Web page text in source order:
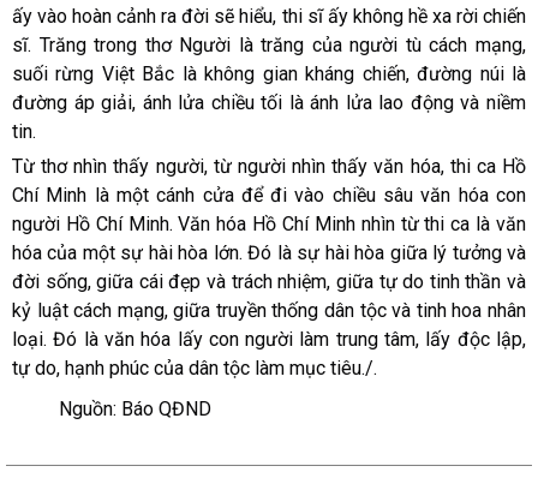
ấy vào hoàn cảnh ra đời sẽ hiểu, thi sĩ ấy không hề xa rời chiến
sĩ. Trăng trong thơ Người là trăng của người tù cách mạng,
suối rừng Việt Bắc là không gian kháng chiến, đường núi là
đường áp giải, ánh lửa chiều tối là ánh lửa lao động và niềm
tin.
Từ thơ nhìn thấy người, từ người nhìn thấy văn hóa, thi ca Hồ
Chí Minh là một cánh cửa để đi vào chiều sâu văn hóa con
người Hồ Chí Minh. Văn hóa Hồ Chí Minh nhìn từ thi ca là văn
hóa của một sự hài hòa lớn. Đó là sự hài hòa giữa lý tưởng và
đời sống, giữa cái đẹp và trách nhiệm, giữa tự do tinh thần và
kỷ luật cách mạng, giữa truyền thống dân tộc và tinh hoa nhân
loại. Đó là văn hóa lấy con người làm trung tâm, lấy độc lập,
tự do, hạnh phúc của dân tộc làm mục tiêu./.
Nguồn: Báo QĐND